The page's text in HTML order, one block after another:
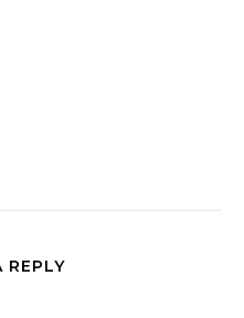
REPLY